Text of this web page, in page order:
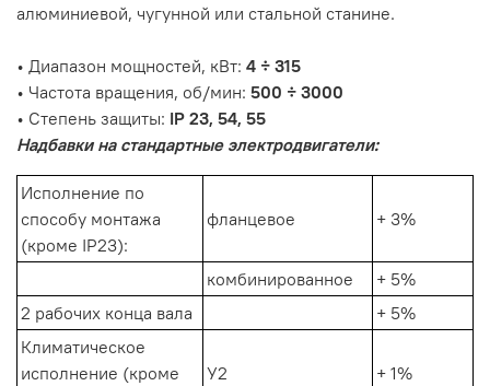
алюминиевой, чугунной или стальной станине.
• Диапазон мощностей, кВт: 4 ÷ 315
• Частота вращения, об/мин: 500 ÷ 3000
• Степень защиты: IP 23, 54, 55
Надбавки на стандартные электродвигатели:
Исполнение по
способу монтажа
(кроме IP23):
фланцевое + 3%
комбинированное
+ 5%
2 рабочих конца вала
+ 5%
Климатическое
исполнение (кроме
У2 + 1%